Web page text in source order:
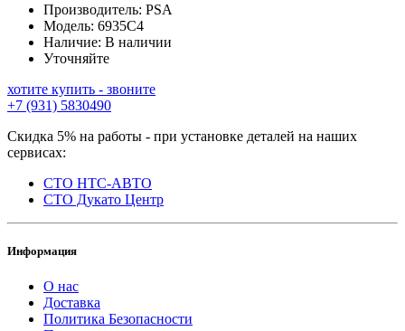
Производитель: PSA
Модель: 6935C4
Наличие: В наличии
Уточняйте
хотите купить - звоните
+7 (931) 5830490
Скидка 5% на работы - при установке деталей на наших
сервисах:
СТО НТС-АВТО
СТО Дукато Центр
Информация
О нас
Доставка
Политика Безопасности